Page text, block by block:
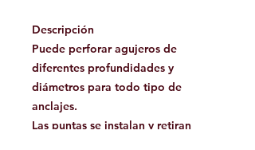
Descripción
Puede perforar agujeros de
diferentes profundidades y
diámetros para todo tipo de
anclajes.
Las puntas se instalan y retiran